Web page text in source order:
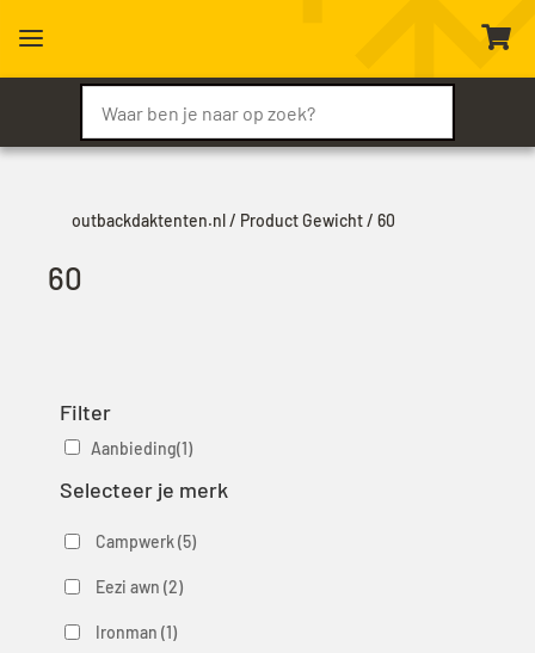
a 
outbackdaktenten.nl/ Product Gewicht / 60
60
Filter
Aanbieding(1)
Selecteer je merk
Campwerk (5)
Eezi awn (2)
Ironman (1)